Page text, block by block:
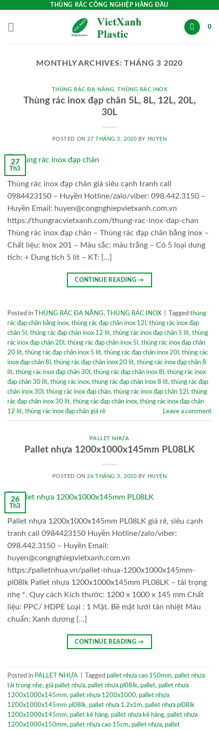
content
THÙNG RÁC CÔNG NGHIỆP HÀNG ĐẦU
0
MONTHLY ARCHIVES:THÁNG 3 2020
THÙNG RÁC ĐA NĂNG ,THÙNG RÁC INOX
Thùng rác inox đạp chân 5L, 8L, 12L, 20L,
30L
POSTED ON27 THÁNG 3, 2020 BY HUYEN
27
Th3
Thùng rác inox đạp chân giá siêu cạnh tranh call
0984423150 – Huyền Hotline/zalo/viber: 098.442.3150 –
Huyền Email: huyen@congnghiepvietxanh.com.vn
https://thungracvietxanh.com/thung-rac-inox-dap-chan
Thùng rác inox đạp chân – Thùng rác đạp chân bằng inox –
Chất liệu: Inox 201 – Màu sắc: màu trắng – Có 5 loại dung
tích: + Dung tích 5 lít – KT: […]
CONTINUE READING→
Posted in THÙNG RÁC ĐA NĂNG, THÙNG RÁC INOX Tagged thùng
rác đạp chân bằng inox, thùng rác đạp chân inox 12l , thùng rác inox đạp
chân 5l , thùng rác đạp chân inox 12 lít, thùng rác inox đạp chân 5 lít, thùng
rác inox đạp chân 20l , thùng rác đạp chân inox 5l , thùng rác inox đạp chân
20 lít, thùng rác đạp chân inox 5 lít, thùng rác đạp chân inox 20l , thùng rác
inox đạp chân 8l , thùng rác đạp chân inox 20 lít, thùng rác inox đạp chân 8
lít, thùng rác inox đạp chân 30l , thùng rác đạp chân inox 8l , thùng rác inox
đạp chân 30 lít, thùng rác inox, thùng rác đạp chân inox 8 lít, thùng rác đạp
chân inox 30l , thùng rác inox đạp chân, thùng rác inox đạp chân 12l , thùng
rác đạp chân inox 30 lít, thùng rác đạp chân inox, thùng rác inox đạp chân
12 lít, thùng rác inox đạp chân giá rẻ Leave a comment
PALLET NHỰA
Pallet nhựa 1200x1000x145mm PL08LK
POSTED ON26 THÁNG 3, 2020 BY HUYEN
26
Th3
Pallet nhựa 1200x1000x145mm PL08LK giá rẻ, siêu cạnh
tranh call 0984423150 Huyền Hotline/zalo/viber:
098.442.3150 – Huyền Email:
huyen@congnghiepvietxanh.com.vn
https://palletnhua.vn/pallet-nhua-1200x1000x145mm-
pl08lk Pallet nhựa 1200x1000x145mm PL08LK – tải trọng
nhẹ *. Quy cách Kích thước: 1200 x 1000 x 145 mm Chất
liệu: PPC/ HDPE Loại : 1 Mặt. Bề mặt lưới tản nhiệt Màu
chuẩn: Xanh dương […]
CONTINUE READING→
Posted in PALLET NHỰA Tagged pallet nhựa cao 150mm, pallet nhựa
tải trọng nhẹ, giá pallet nhựa, pallet nhựa pl08lk, pallet, pallet nhựa
1200x1000x145mm, pallet nhựa 1200x1000, pallet nhựa
1200x1000x145mm pl08lk, pallet nhựa 1.2x1m, pallet nhựa pl08lk
1200x1000x145mm, pallet kê hàng, pallet nhựa kê hàng, pallet nhựa
1200x1000x150mm, pallet nhựa cao 15cm, pallet nhựa, pallet